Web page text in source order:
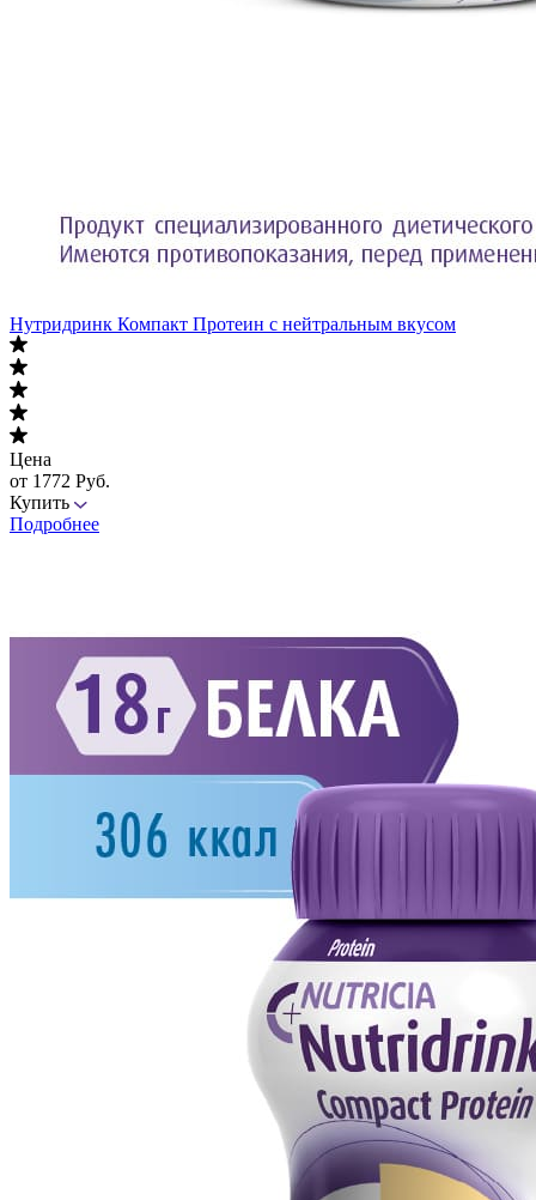
Нутридринк Компакт Протеин с нейтральным вкусом
Цена
от 1772 Руб.
Купить
Подробнее